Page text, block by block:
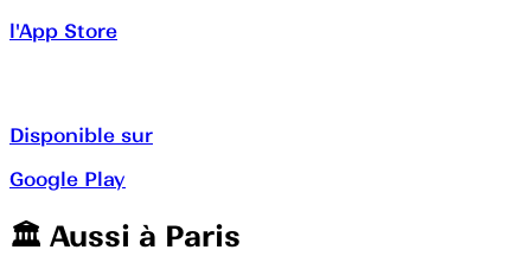
l'App Store
Disponible sur
Google Play
🏛️️ Aussi à Paris